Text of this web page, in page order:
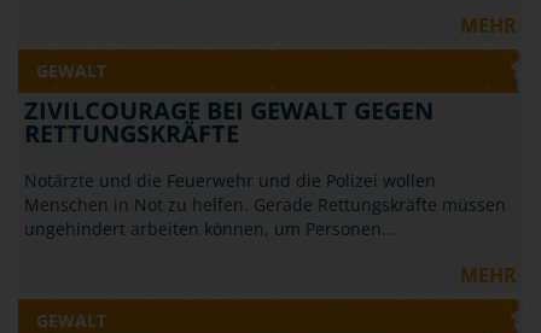
MEHR
GEWALT
ZIVILCOURAGE BEI GEWALT GEGEN
RETTUNGSKRÄFTE
Notärzte und die Feuerwehr und die Polizei wollen
Menschen in Not zu helfen. Gerade Rettungskräfte müssen
ungehindert arbeiten können, um Personen…
MEHR
GEWALT